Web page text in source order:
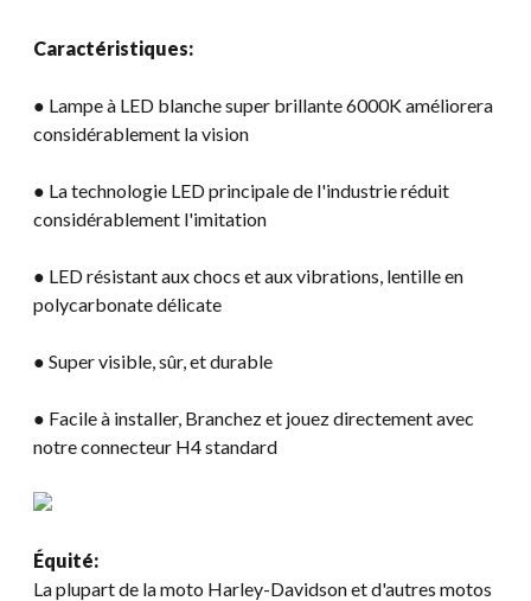
Caractéristiques:
● Lampe à LED blanche super brillante 6000K améliorera
considérablement la vision
● La technologie LED principale de l'industrie réduit
considérablement l'imitation
● LED résistant aux chocs et aux vibrations, lentille en
polycarbonate délicate
● Super visible, sûr, et durable
● Facile à installer, Branchez et jouez directement avec
notre connecteur H4 standard
Équité:
La plupart de la moto Harley-Davidson et d'autres motos